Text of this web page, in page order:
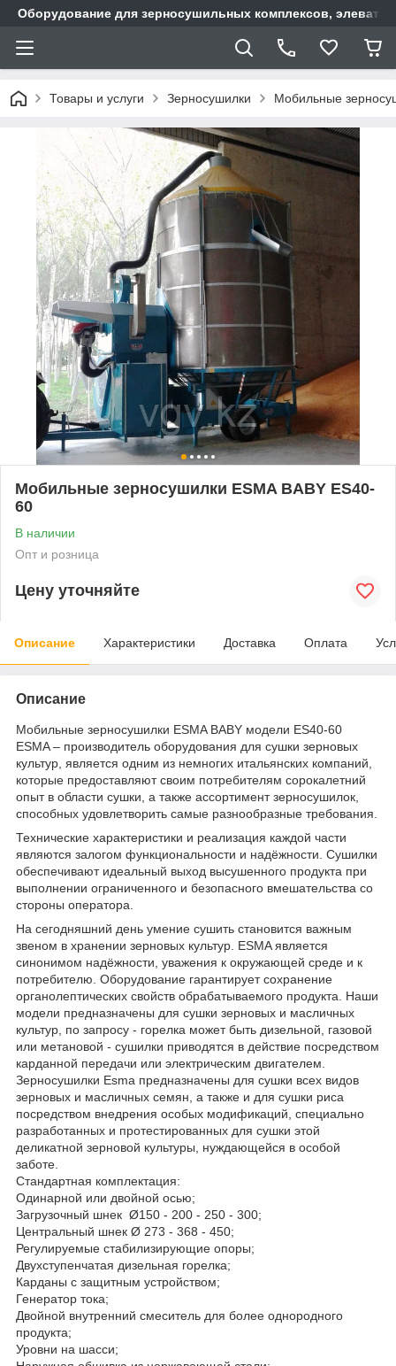
Оборудование для зерносушильных комплексов,
Товары и услуги Зерносушилки Мобильные
Мобильные зерносушилки ESMA BABY ES40-
60
В наличии
Опт и розница
Цену уточняйте
Описание Характеристики Доставка Оплата
Описание
Мобильные зерносушилки ESMA BABY модели ES40-60
ESMA – производитель оборудования для сушки зерновых
культур, является одним из немногих итальянских компаний,
которые предоставляют своим потребителям сорокалетний
опыт в области сушки, а также ассортимент зерносушилок,
способных удовлетворить самые разнообразные требования.
Технические характеристики и реализация каждой части
являются залогом функциональности и надёжности. Сушилки
обеспечивают идеальный выход высушенного продукта при
выполнении ограниченного и безопасного вмешательства со
стороны оператора.
На сегодняшний день умение сушить становится важным
звеном в хранении зерновых культур. ESMA является
синонимом надёжности, уважения к окружающей среде и к
потребителю. Оборудование гарантирует сохранение
органолептических свойств обрабатываемого продукта. Наши
модели предназначены для сушки зерновых и масличных
культур, по запросу - горелка может быть дизельной, газовой
или метановой - сушилки приводятся в действие посредством
карданной передачи или электрическим двигателем.
Зерносушилки Esma предназначены для сушки всех видов
зерновых и масличных семян, а также и для сушки риса
посредством внедрения особых модификаций, специально
разработанных и протестированных для сушки этой
деликатной зерновой культуры, нуждающейся в особой
заботе.
Стандартная комплектация:
Одинарной или двойной осью;
Загрузочный шнек Ø150 - 200 - 250 - 300;
Центральный шнек Ø 273 - 368 - 450;
Регулируемые стабилизирующие опоры;
Двухступенчатая дизельная горелка;
Карданы с защитным устройством;
Генератор тока;
Двойной внутренний смеситель для более однородного
продукта;
Уровни на шасси;